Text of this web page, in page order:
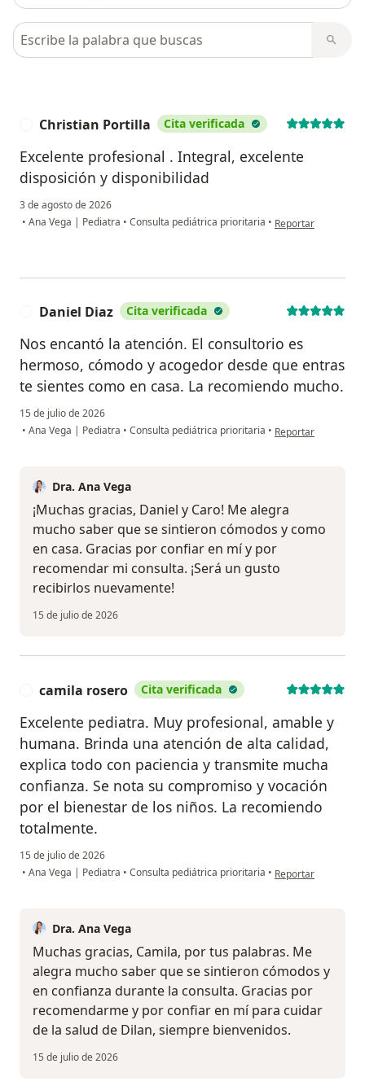
Busca en opiniones
Christian Portilla Cita verificada
Excelente profesional . Integral, excelente
disposición y disponibilidad
3 de agosto de 2026
• Ana Vega | Pediatra • Consulta pediátrica prioritaria • en opinión del
Reportar
Daniel Diaz Cita verificada
Nos encantó la atención. El consultorio es
hermoso, cómodo y acogedor desde que entras
te sientes como en casa. La recomiendo mucho.
15 de julio de 2026
• Ana Vega | Pediatra • Consulta pediátrica prioritaria • en opinión del
Reportar
Dra. Ana Vega
¡Muchas gracias, Daniel y Caro! Me alegra
mucho saber que se sintieron cómodos y como
en casa. Gracias por confiar en mí y por
recomendar mi consulta. ¡Será un gusto
recibirlos nuevamente!
15 de julio de 2026
camila rosero Cita verificada
Excelente pediatra. Muy profesional, amable y
humana. Brinda una atención de alta calidad,
explica todo con paciencia y transmite mucha
confianza. Se nota su compromiso y vocación
por el bienestar de los niños. La recomiendo
totalmente.
15 de julio de 2026
• Ana Vega | Pediatra • Consulta pediátrica prioritaria • en opinión del
Reportar
Dra. Ana Vega
Muchas gracias, Camila, por tus palabras. Me
alegra mucho saber que se sintieron cómodos y
en confianza durante la consulta. Gracias por
recomendarme y por confiar en mí para cuidar
de la salud de Dilan, siempre bienvenidos.
15 de julio de 2026